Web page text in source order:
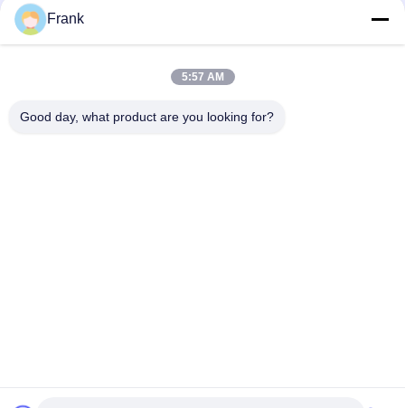
0086-13711630819
Frank
5:57 AM
Good day, what product are you looking for?